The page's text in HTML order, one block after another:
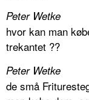
Peter Wetke
hvor kan man
trekantet ??
Peter Wetke
de små